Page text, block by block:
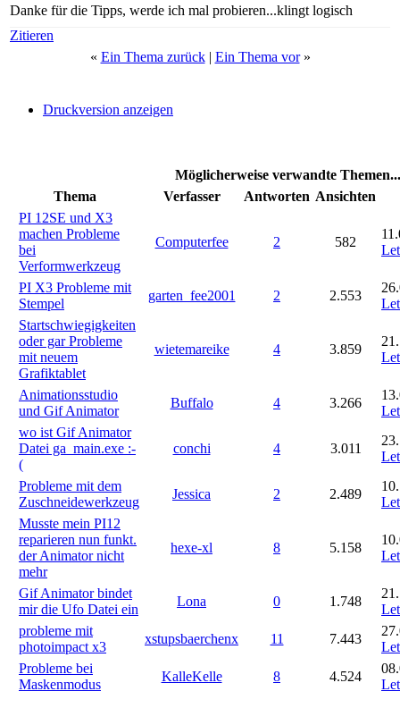
Danke für die Tipps, werde ich mal probieren...klingt logisch
Zitieren
« Ein Thema zurück| Ein Thema vor»
Druckversion anzeigen
Möglicherweise verwandte Themen...
Thema
Verfasser Antworten Ansichten
PI 12SE und X3
machen Probleme
bei
Verformwerkzeug
Computerfee 2 582
PI X3 Probleme mit
Stempel
garten_fee2001 2 2.553
Startschwiegigkeiten
oder gar Probleme
mit neuem
Grafiktablet
wietemareike 4 3.859
Animationsstudio
und Gif Animator
Buffalo 4 3.266
wo ist Gif Animator
Datei ga_main.exe :-
(
conchi 4 3.011
Probleme mit dem
Zuschneidewerkzeug
Jessica 2 2.489
Musste mein PI12
reparieren nun funkt.
der Animator nicht
mehr
hexe-xl 8 5.158
Gif Animator bindet
mir die Ufo Datei ein
Lona 0 1.748
probleme mit
photoimpact x3
xstupsbaerchenx 11 7.443
Probleme bei
Maskenmodus
KalleKelle 8 4.524